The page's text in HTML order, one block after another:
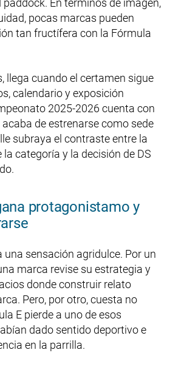
En términos de imagen,
pocas marcas pueden
tan fructífera con la Fórmula
llega cuando el certamen sigue
calendario y exposición
2025-2026 cuenta con
de estrenarse como sede
subraya el contraste entre la
categoría y la decisión de DS
protagonistamo y
una sensación agridulce. Por un
marca revise su estrategia y
donde construir relato
Pero, por otro, cuesta no
E pierde a uno de esos
dado sentido deportivo e
en la parrilla.